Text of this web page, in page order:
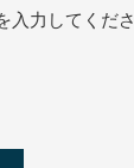
入力してくださ